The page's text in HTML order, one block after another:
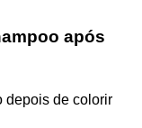
após
depois de colorir